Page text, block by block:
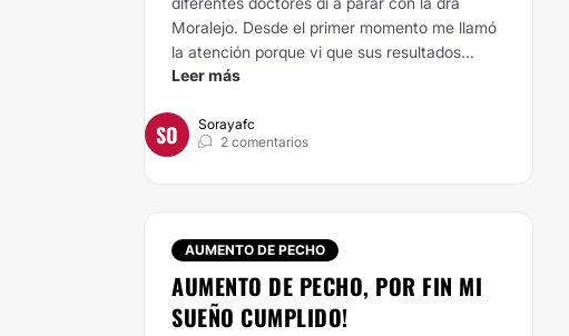
Moralejo. Desde el primer momento me llamó
la atención porque vi que sus resultados...
Leer más
SO
Sorayafc
2 comentarios
AUMENTO DE PECHO
AUMENTO DE PECHO, POR FIN MI
SUEÑO CUMPLIDO!